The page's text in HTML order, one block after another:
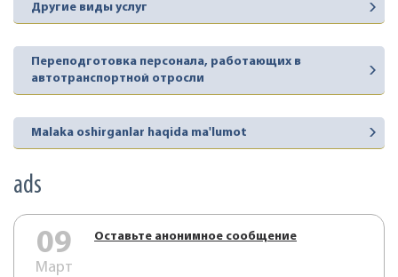
Другие виды услуг
Переподготовка персонала, работающих в
автотранспортной отросли
Malaka oshirganlar haqida ma'lumot
ads
09
Март
Оставьте анонимное сообщение